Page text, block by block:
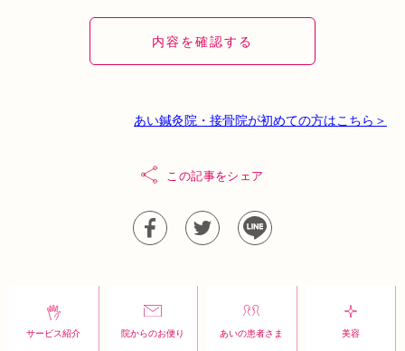
あい鍼灸院・接骨院が初めての方はこちら＞
この記事をシェア
サービス紹介 院からのお便り あいの患者さま 美容